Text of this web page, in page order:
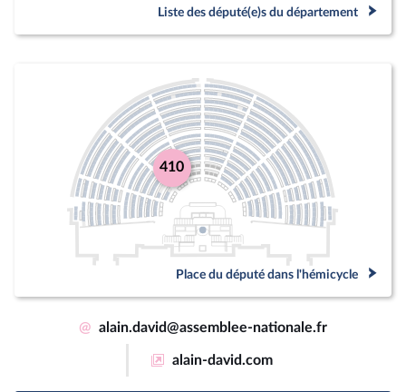
Liste des député(e)s du département
410
Place du député dans l'hémicycle
@ alain.david@assemblee-nationale.fr
alain-david.com